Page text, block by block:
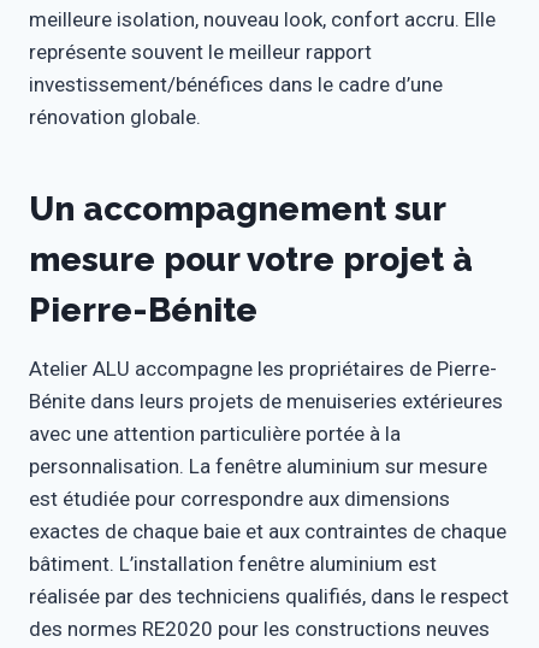
meilleure isolation, nouveau look, confort accru. Elle
représente souvent le meilleur rapport
investissement/bénéfices dans le cadre d’une
rénovation globale.
Un accompagnement sur
mesure pour votre projet à
Pierre-Bénite
Atelier ALU accompagne les propriétaires de Pierre-
Bénite dans leurs projets de menuiseries extérieures
avec une attention particulière portée à la
personnalisation. La fenêtre aluminium sur mesure
est étudiée pour correspondre aux dimensions
exactes de chaque baie et aux contraintes de chaque
bâtiment. L’installation fenêtre aluminium est
réalisée par des techniciens qualifiés, dans le respect
des normes RE2020 pour les constructions neuves